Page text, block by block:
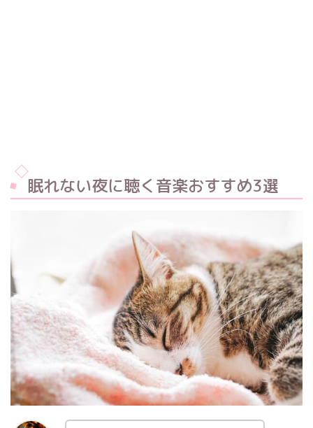
眠れない夜に聴く音楽おすすめ3選